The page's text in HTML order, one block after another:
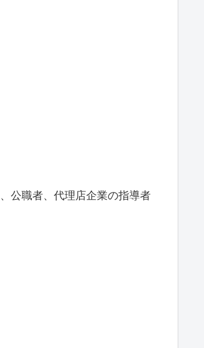
公職者、代理店企業の指導者